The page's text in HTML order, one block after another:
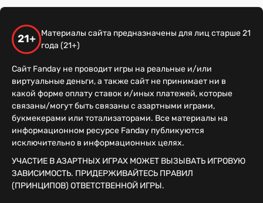
21+
Материалы сайта предназначены для лиц старше 21
года (21+)
Сайт Fanday не проводит игры на реальные и/или
виртуальные деньги, а также сайт не принимает ни в
какой форме оплату ставок и/иных платежей, которые
связаны/могут быть связаны с азартными играми,
букмекерами или тотализаторами. Все материалы на
информационном ресурсе Fanday публикуются
исключительно в информационных целях.
УЧАСТИЕ В АЗАРТНЫХ ИГРАХ МОЖЕТ ВЫЗЫВАТЬ ИГРОВУЮ
ЗАВИСИМОСТЬ. ПРИДЕРЖИВАЙТЕСЬ ПРАВИЛ
(ПРИНЦИПОВ) ОТВЕТСТВЕННОЙ ИГРЫ.